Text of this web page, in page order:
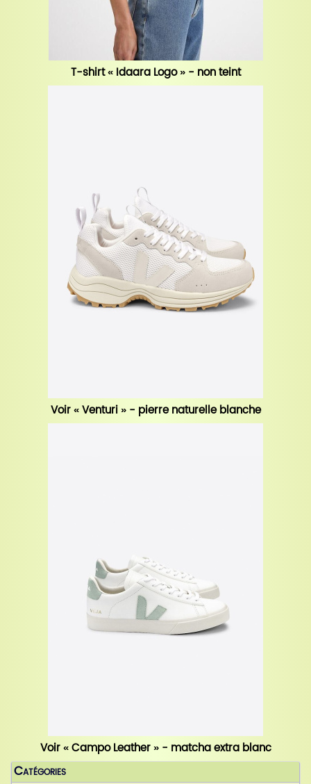
T-shirt « Idaara Logo » - non teint
Voir « Venturi » - pierre naturelle blanche
Voir « Campo Leather » - matcha extra blanc
Catégories